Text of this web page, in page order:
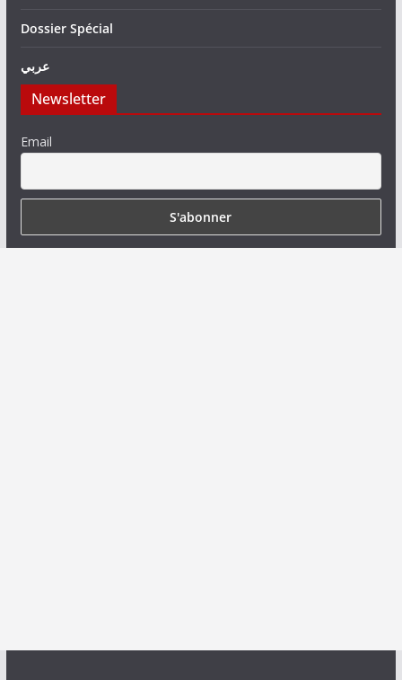
Dossier Spécial
عربي
Newsletter
Email